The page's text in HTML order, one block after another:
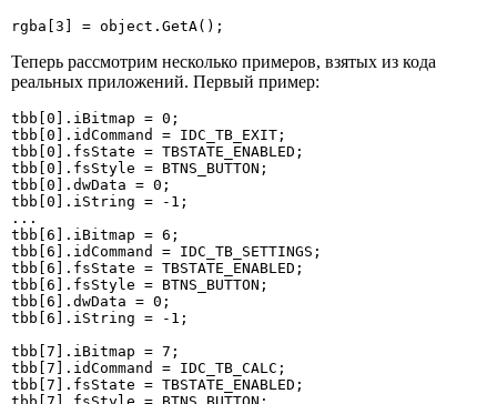
rgba[3] = object.GetA();
Теперь рассмотрим несколько примеров, взятых из кода
реальных приложений. Первый пример:
tbb[0].iBitmap = 0;
tbb[0].idCommand = IDC_TB_EXIT;
tbb[0].fsState = TBSTATE_ENABLED;
tbb[0].fsStyle = BTNS_BUTTON;
tbb[0].dwData = 0;
tbb[0].iString = -1;
...
tbb[6].iBitmap = 6;
tbb[6].idCommand = IDC_TB_SETTINGS;
tbb[6].fsState = TBSTATE_ENABLED;
tbb[6].fsStyle = BTNS_BUTTON;
tbb[6].dwData = 0;
tbb[6].iString = -1;
tbb[7].iBitmap = 7;
tbb[7].idCommand = IDC_TB_CALC;
tbb[7].fsState = TBSTATE_ENABLED;